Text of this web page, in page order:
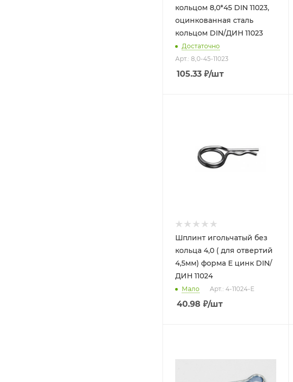
кольцом 8,0*45 DIN 11023,
оцинкованная сталь
кольцом DIN/ДИН 11023
Достаточно
Арт.: 8,0-45-11023
105.33 ₽/шт
Шплинт игольчатый без
кольца 4,0 ( для отвертий
4,5мм) форма Е цинк DIN/
ДИН 11024
Мало Арт.: 4-11024-E
40.98 ₽/шт